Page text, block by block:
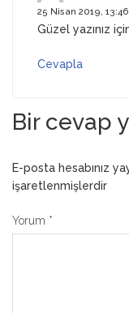
25 Nisan 2019, 13:46
Güzel yazınız
Cevapla
Bir cevap
E-posta hesabınız
işaretlenmişlerdir
Yorum *